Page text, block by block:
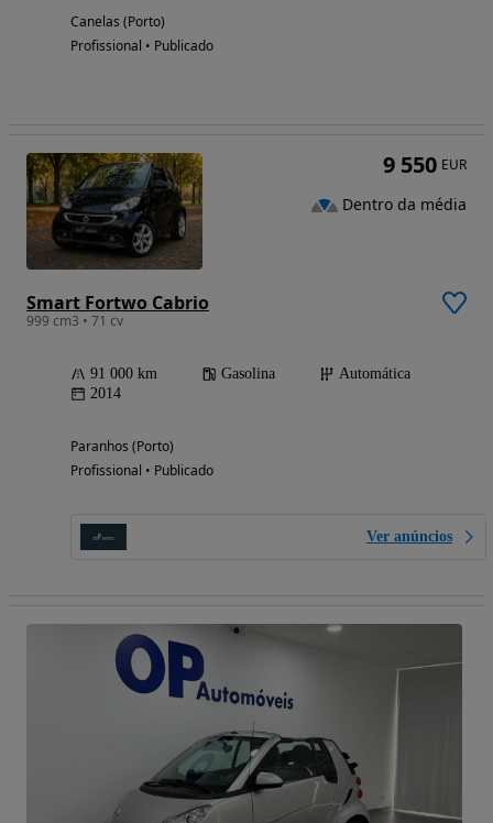
Canelas (Porto)
Profissional • Publicado
Smart Fortwo Cabrio
999 cm3 • 71 cv
91 000 km Gasolina
Automática
2014
Paranhos (Porto)
Profissional • Publicado
Ver anúncios
9 550 EUR
Dentro da média